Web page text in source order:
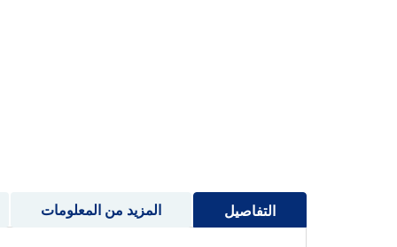
التفاصيل المزيد من المعلومات